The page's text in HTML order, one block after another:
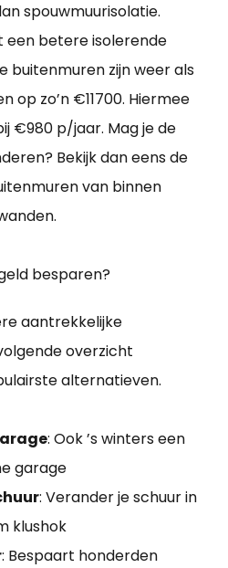
spouwmuurisolatie.
een betere isolerende
buitenmuren zijn weer als
op zo’n €11700. Hiermee
€980 p/jaar. Mag je de
Bekijk dan eens de
van binnen
besparen?
aantrekkelijke
overzicht
alternatieven.
: Ook ’s winters een
garage
: Verander je schuur in
klushok
: Bespaart honderden